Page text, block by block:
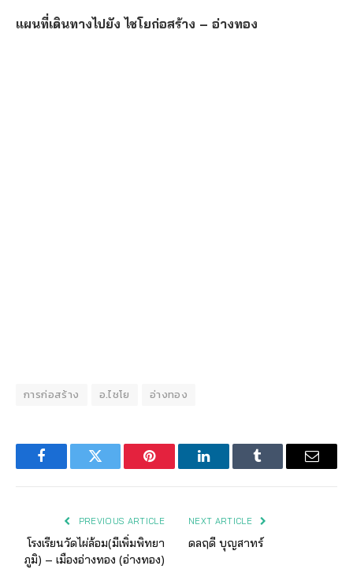
แผนที่เดินทางไปยัง ไชโยก่อสร้าง – อ่างทอง
การก่อสร้าง อ.ไชโย อ่างทอง
FacebookTwitter Pinterest LinkedInTumblr Email
PREVIOUS ARTICLE
โรงเรียนวัดไผ่ล้อม(มีเพิ่มพิทยา
ภูมิ) – เมืองอ่างทอง (อ่างทอง)
NEXT ARTICLE
ดลฤดี บุญสาทร์